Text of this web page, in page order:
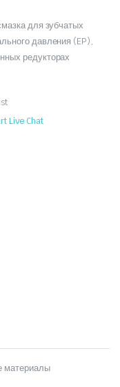
для зубчатых
давления (EP),
редукторах
Live Chat
материалы